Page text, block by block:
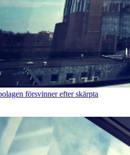
försvinner efter skärpta